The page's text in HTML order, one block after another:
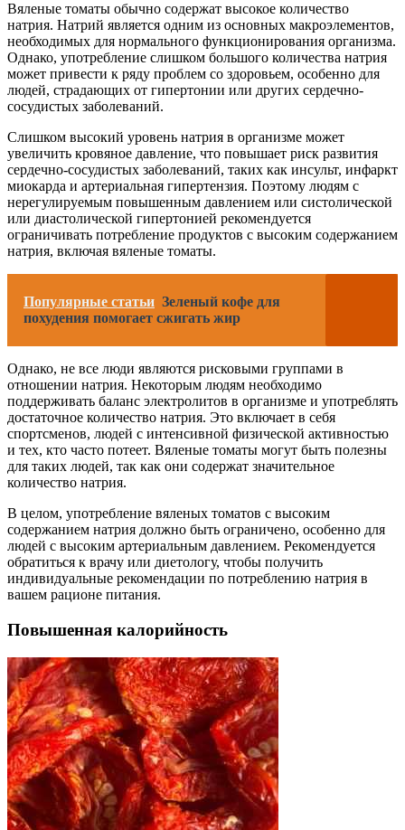
Вяленые томаты обычно содержат высокое количество
натрия. Натрий является одним из основных макроэлементов,
необходимых для нормального функционирования организма.
Однако, употребление слишком большого количества натрия
может привести к ряду проблем со здоровьем, особенно для
людей, страдающих от гипертонии или других сердечно-
сосудистых заболеваний.
Слишком высокий уровень натрия в организме может
увеличить кровяное давление, что повышает риск развития
сердечно-сосудистых заболеваний, таких как инсульт, инфаркт
миокарда и артериальная гипертензия. Поэтому людям с
нерегулируемым повышенным давлением или систолической
или диастолической гипертонией рекомендуется
ограничивать потребление продуктов с высоким содержанием
натрия, включая вяленые томаты.
Популярные статьи Зеленый кофе для
похудения помогает сжигать жир
Однако, не все люди являются рисковыми группами в
отношении натрия. Некоторым людям необходимо
поддерживать баланс электролитов в организме и употреблять
достаточное количество натрия. Это включает в себя
спортсменов, людей с интенсивной физической активностью
и тех, кто часто потеет. Вяленые томаты могут быть полезны
для таких людей, так как они содержат значительное
количество натрия.
В целом, употребление вяленых томатов с высоким
содержанием натрия должно быть ограничено, особенно для
людей с высоким артериальным давлением. Рекомендуется
обратиться к врачу или диетологу, чтобы получить
индивидуальные рекомендации по потреблению натрия в
вашем рационе питания.
Повышенная калорийность